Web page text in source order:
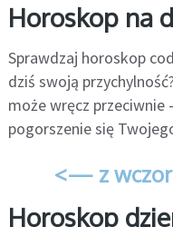
Horoskop na
Sprawdzaj horoskop
dziś swoją
może wręcz przeciwnie
pogorszenie się
<— z
Horoskop